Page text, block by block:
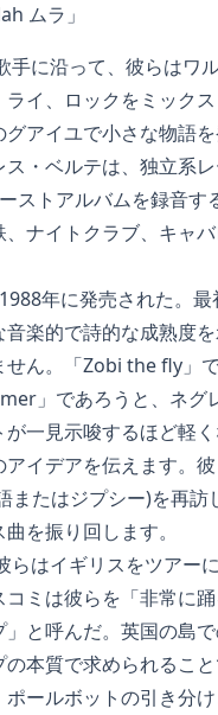
ムラ」
手に沿って、彼らはワル
ライ、ロックをミック
アイユで小さな物語
ス・ベルテは、独立系
ストアルバムを録音す
ナイトクラブ、キャ
1988年に発売された。
音楽的で詩的な成熟度
せん。「Zobi the fly」
」であろうと、ネグ
が一見示唆するほど軽
イデアを伝えます。
またはジプシー)を再訪
を振り回します。
らはイギリスをツアー
コミは彼らを「非常に
」と呼んだ。英国の島
の本質で求められるこ
ポールボットの引き分